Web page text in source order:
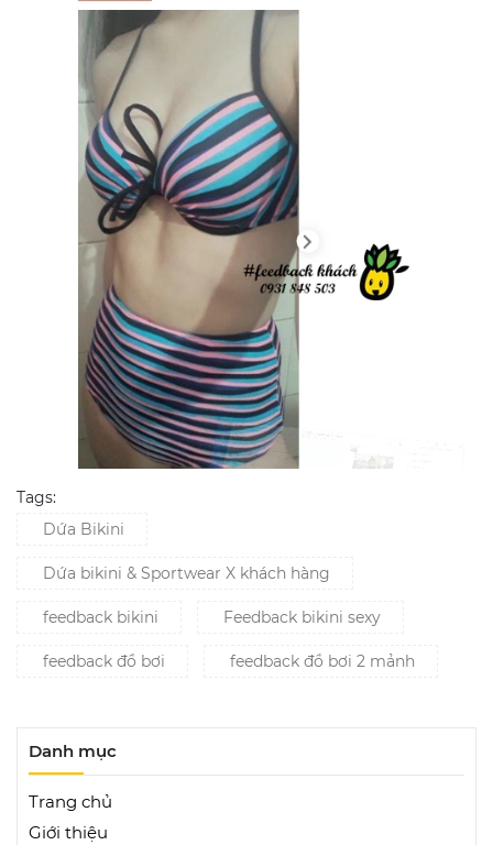
Tags:
Dứa Bikini
Dứa bikini & Sportwear X khách hàng
feedback bikini Feedback bikini sexy
feedback đồ bơi feedback đồ bơi 2 mảnh
Danh mục
Trang chủ
Giới thiệu